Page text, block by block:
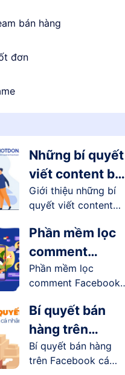
bán hàng
đơn
Những bí quyết
viết content bán
hàng online trên
Facebook
Giới thiệu những bí
quyết viết content
Phần mềm lọc
comment
Facebook tự
động hot nhất
trên thị trường
Phần mềm lọc
comment Facebook
Bí quyết bán
hàng trên
Facebook cá
nhân hiệu quả
Bí quyết bán hàng
trên Facebook cá